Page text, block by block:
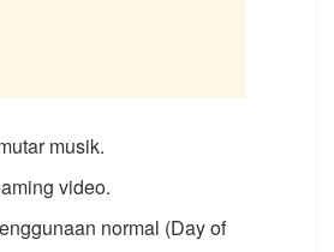
musik.
video.
normal (Day of